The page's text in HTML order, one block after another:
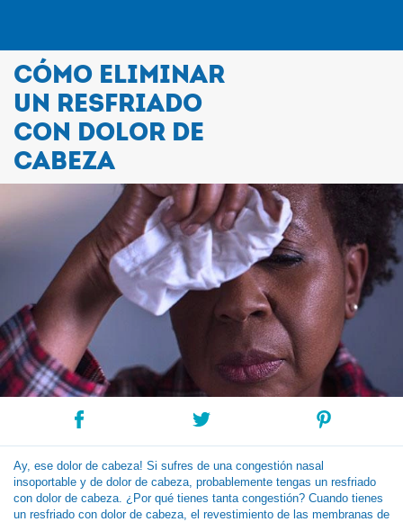
COMPRAR PRODUCTOS
LOS SÍNTOMAS
TRATOS
SEGURIDAD Y FAQ
CÓMO ELIMINAR
UN RESFRIADO
CON DOLOR DE
CABEZA
Ay, ese dolor de cabeza! Si sufres de una congestión nasal
insoportable y de dolor de cabeza, probablemente tengas un resfriado
con dolor de cabeza. ¿Por qué tienes tanta congestión? Cuando tienes
un resfriado con dolor de cabeza, el revestimiento de las membranas de